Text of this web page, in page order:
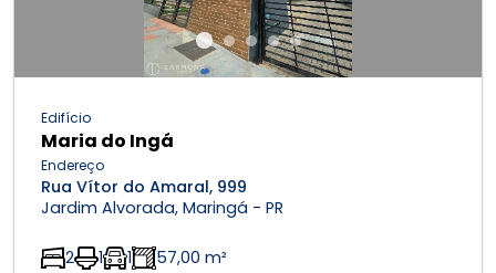
Edifício
Maria do Ingá
Endereço
Rua Vítor do Amaral, 999
Jardim Alvorada, Maringá - PR
2 1 1 57,00 m²